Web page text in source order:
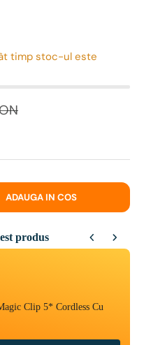
timp stoc-ul este
ADAUGA IN COS
produs
navigate through product
Clip 5* Cordless Cu